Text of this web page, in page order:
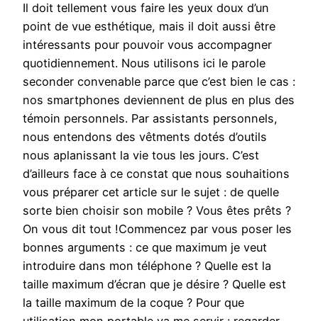
Il doit tellement vous faire les yeux doux d’un
point de vue esthétique, mais il doit aussi être
intéressants pour pouvoir vous accompagner
quotidiennement. Nous utilisons ici le parole
seconder convenable parce que c’est bien le cas :
nos smartphones deviennent de plus en plus des
témoin personnels. Par assistants personnels,
nous entendons des vêtments dotés d’outils
nous aplanissant la vie tous les jours. C’est
d’ailleurs face à ce constat que nous souhaitions
vous préparer cet article sur le sujet : de quelle
sorte bien choisir son mobile ? Vous êtes prêts ?
On vous dit tout !Commencez par vous poser les
bonnes arguments : ce que maximum je veut
introduire dans mon téléphone ? Quelle est la
taille maximum d’écran que je désire ? Quelle est
la taille maximum de la coque ? Pour que